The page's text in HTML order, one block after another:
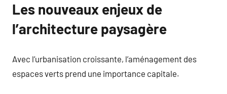
Les nouveaux enjeux de
l’architecture paysagère
Avec l’urbanisation croissante, l’aménagement des
espaces verts prend une importance capitale.